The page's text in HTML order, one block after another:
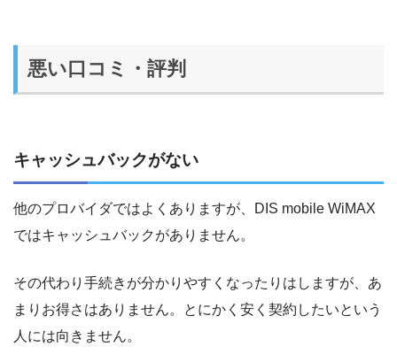
悪い口コミ・評判
キャッシュバックがない
他のプロバイダではよくありますが、DIS mobile WiMAX
ではキャッシュバックがありません。
その代わり手続きが分かりやすくなったりはしますが、あ
まりお得さはありません。とにかく安く契約したいという
人には向きません。